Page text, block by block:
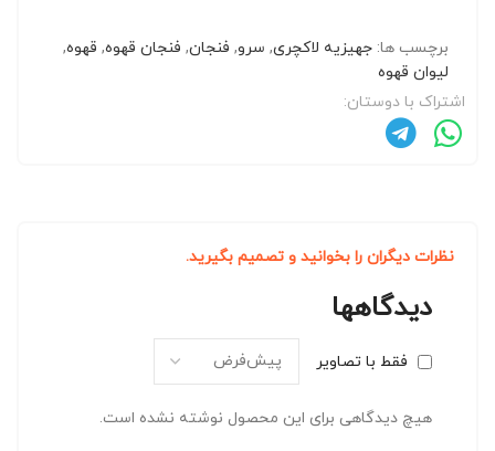
برچسب ها: جهیزیه لاکچری, سرو, فنجان, فنجان قهوه, قهوه,
لیوان قهوه
اشتراک با دوستان:
نظرات دیگران را بخوانید و تصمیم بگیرید.
دیدگاهها
فقط با تصاویر
هیچ دیدگاهی برای این محصول نوشته نشده است.